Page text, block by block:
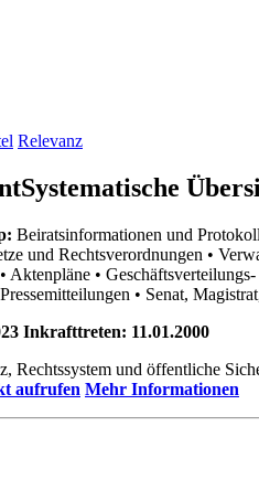
Relevanz
Systematische
Beiratsinformationen und
und Rechtsverordnungen •
• Aktenpläne •
• Senat,
Inkrafttreten: 11.01.2000
aufrufen Mehr Informationen